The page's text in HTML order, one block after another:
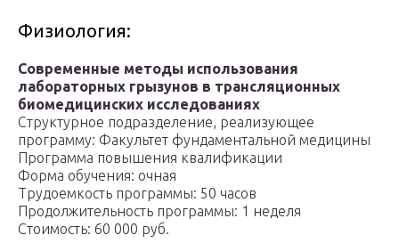
Физиология:
Современные методы использования
лабораторных грызунов в трансляционных
биомедицинских исследованиях
Структурное подразделение, реализующее
программу: Факультет фундаментальной медицины
Программа повышения квалификации
Форма обучения: очная
Трудоемкость программы: 50 часов
Продолжительность программы: 1 неделя
Стоимость: 60 000 руб.